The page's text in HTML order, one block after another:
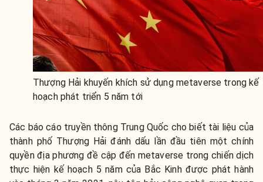
Thượng Hải khuyến khích sử dụng metaverse trong kế
hoạch phát triển 5 năm tới
Các báo cáo truyền thông Trung Quốc cho biết tài liệu của
thành phố Thượng Hải đánh dấu lần đầu tiên một chính
quyền địa phương đề cập đến metaverse trong chiến dịch
thực hiện kế hoạch 5 năm của Bắc Kinh được phát hành